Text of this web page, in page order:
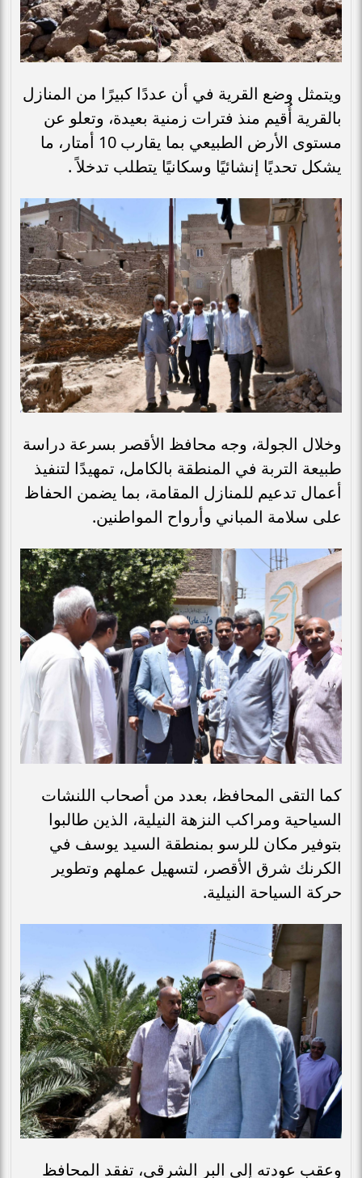
ويتمثل وضع القرية في أن عددًا كبيرًا من المنازل
بالقرية أُقيم منذ فترات زمنية بعيدة، وتعلو عن
مستوى الأرض الطبيعي بما يقارب 10 أمتار، ما
يشكل تحديًا إنشائيًا وسكانيًا يتطلب تدخلاً .
وخلال الجولة، وجه محافظ الأقصر بسرعة دراسة
طبيعة التربة في المنطقة بالكامل، تمهيدًا لتنفيذ
أعمال تدعيم للمنازل المقامة، بما يضمن الحفاظ
على سلامة المباني وأرواح المواطنين.
كما التقى المحافظ، بعدد من أصحاب اللنشات
السياحية ومراكب النزهة النيلية، الذين طالبوا
بتوفير مكان للرسو بمنطقة السيد يوسف في
الكرنك شرق الأقصر، لتسهيل عملهم وتطوير
حركة السياحة النيلية.
وعقب عودته إلى البر الشرقي، تفقد المحافظ